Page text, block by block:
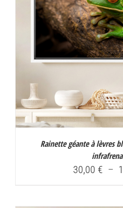
Rainette géante à lèvres
30,00 € –